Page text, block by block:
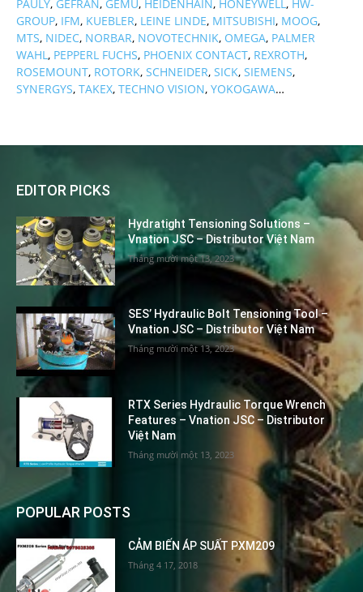
PAULY, GEFRAN, GEMU, HEIDENHAIN, HONEYWELL, HW-
GROUP, IFM, KUEBLER, LEINE LINDE, MITSUBISHI, MOOG,
MTS, NIDEC, NORBAR, NOVOTECHNIK, OMEGA, PALMER
WAHL, PEPPERL FUCHS, PHOENIX CONTACT, REXROTH,
ROSEMOUNT, ROTORK, SCHNEIDER, SICK, SIEMENS,
SYNERGYS, TAKEX, TECHNO VISION, YOKOGAWA…
EDITOR PICKS
Hydratight Tensioning Solutions –
Vnation JSC – Distributor Việt Nam
Tháng mười một 13, 2023
SES’ Hydraulic Bolt Tensioning Tool –
Vnation JSC – Distributor Việt Nam
Tháng mười một 13, 2023
RTX Series Hydraulic Torque Wrench
Features – Vnation JSC – Distributor
Việt Nam
Tháng mười một 13, 2023
POPULAR POSTS
CẢM BIẾN ÁP SUẤT PXM209
Tháng 4 17, 2018